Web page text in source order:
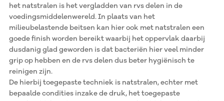
het natstralen is het vergladden van rvs delen in de
voedingsmiddelenwereld. In plaats van het
milieubelastende beitsen kan hier ook met natstralen een
goede finish worden bereikt waarbij het oppervlak daarbij
dusdanig glad geworden is dat bacteriën hier veel minder
grip op hebben en de rvs delen dus beter hygiënisch te
reinigen zijn.
De hierbij toegepaste techniek is natstralen, echter met
bepaalde condities inzake de druk, het toegepaste